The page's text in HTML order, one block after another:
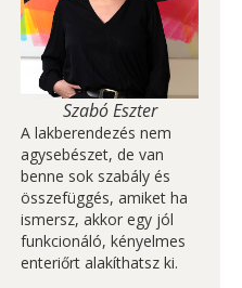
Szabó Eszter
A lakberendezés nem
agysebészet, de van
benne sok szabály és
összefüggés, amiket ha
ismersz, akkor egy jól
funkcionáló, kényelmes
enteriőrt alakíthatsz ki.